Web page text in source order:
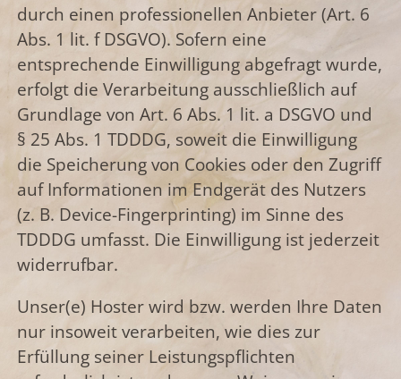
durch einen professionellen Anbieter (Art. 6
Abs. 1 lit. f DSGVO). Sofern eine
entsprechende Einwilligung abgefragt wurde,
erfolgt die Verarbeitung ausschließlich auf
Grundlage von Art. 6 Abs. 1 lit. a DSGVO und
§ 25 Abs. 1 TDDDG, soweit die Einwilligung
die Speicherung von Cookies oder den Zugriff
auf Informationen im Endgerät des Nutzers
(z. B. Device-Fingerprinting) im Sinne des
TDDDG umfasst. Die Einwilligung ist jederzeit
widerrufbar.
Unser(e) Hoster wird bzw. werden Ihre Daten
nur insoweit verarbeiten, wie dies zur
Erfüllung seiner Leistungspflichten